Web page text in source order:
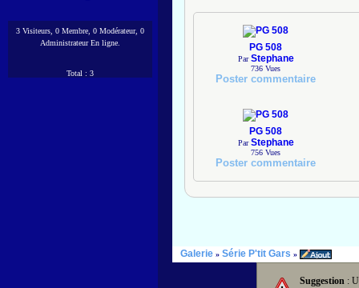
3 Visiteurs, 0 Membre, 0 Modérateur, 0
Administrateur En ligne.
Total : 3
PG 508
ParStephane
736 Vues
Poster commentaire
PG 508
ParStephane
756 Vues
Poster commentaire
Galerie» Série P'tit Gars »
Suggestion :